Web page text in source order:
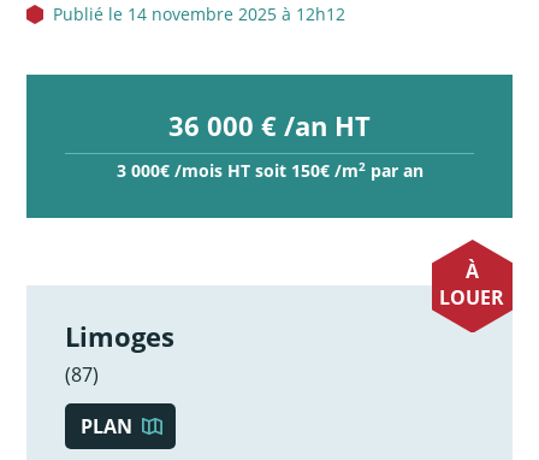
Publié le 14 novembre 2025 à 12h12
36 000 € /an HT
3 000€ /mois HT soit 150€ /m2par an
À
LOUER
Limoges
(87)
PLAN